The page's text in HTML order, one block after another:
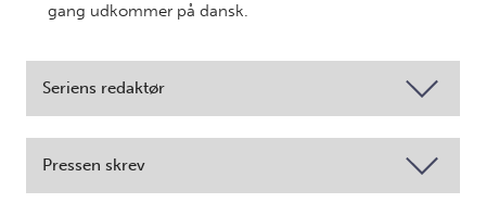
gang udkommer på dansk.
Seriens redaktør
Pressen skrev